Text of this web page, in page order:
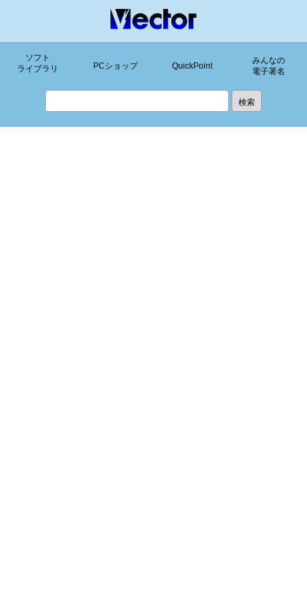
ソフト
ライブラリ
PCショップ QuickPoint
みんなの
電子署名